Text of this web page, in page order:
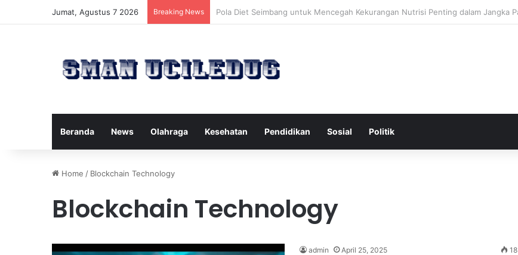
Jumat, Agustus 7 2026 Breaking News Manfaat Tertawa untuk Kesehatan Jantung dan Peningkatan Ketenangan Mental
Beranda News Olahraga Kesehatan Pendidikan Sosial Politik
Home / Blockchain Technology
Blockchain Technology
admin April 25, 2025 18